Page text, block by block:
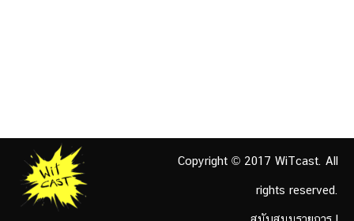
Copyright © 2017 WiTcast. All
rights reserved.